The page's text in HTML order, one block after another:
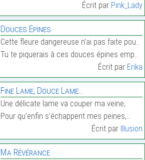
Écrit par Pink_Lady
Douces Épines
Cette fleure dangereuse n’ai pas faite pour être a
Tu te piquerais à ces douces épines empoisonnées. …
Écrit par Erika
Fine Lame, Douce Lame…
Une délicate lame va couper ma veine,
Pour qu’enfin s’échappent mes peines,…
Écrit par
Illusion
Ma Révérance